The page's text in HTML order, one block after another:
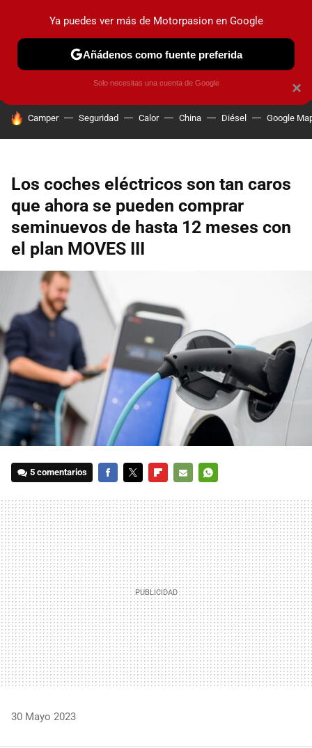
PRUEBAS COCHES ELÉCTRICOS OBSERVATORIO
HOY SE HABLA DE
Camper Seguridad Calor China Diésel Google
Los coches eléctricos son tan caros
que ahora se pueden comprar
seminuevos de hasta 12 meses con
el plan MOVES III
5 comentarios
MAIL
30 Mayo 2023
×
Ya puedes ver más de Motorpasion en Google
Añádenos como fuente preferida
Solo necesitas una cuenta de Google